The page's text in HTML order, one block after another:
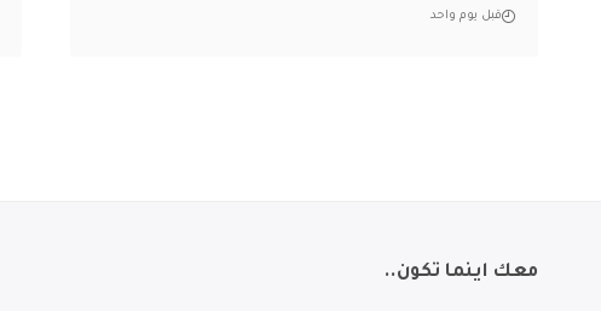
قبل يوم واحد
معك اينما تكون..